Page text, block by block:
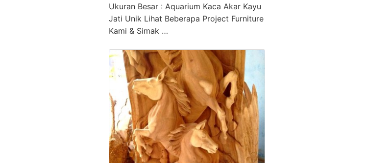
Ukuran Besar : Aquarium Kaca Akar Kayu
Jati Unik Lihat Beberapa Project Furniture
Kami & Simak …